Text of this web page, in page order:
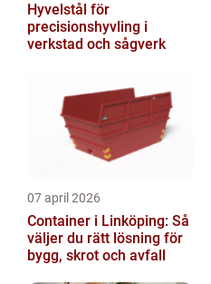
Hyvelstål för
precisionshyvling i
verkstad och sågverk
07 april 2026
Container i Linköping: Så
väljer du rätt lösning för
bygg, skrot och avfall